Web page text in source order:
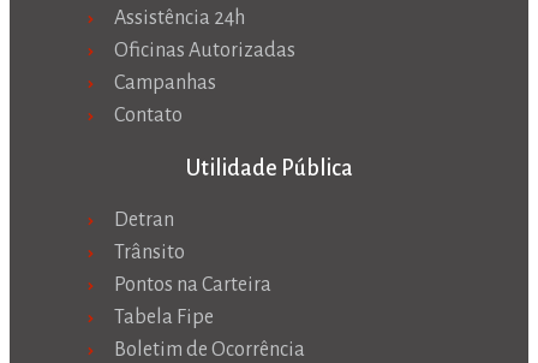
Assistência 24h
Oficinas Autorizadas
Campanhas
Contato
Utilidade Pública
Detran
Trânsito
Pontos na Carteira
Tabela Fipe
Boletim de Ocorrência